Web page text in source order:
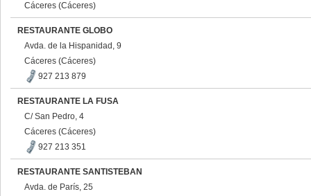
Cáceres (Cáceres)
RESTAURANTE GLOBO
Avda. de la Hispanidad, 9
Cáceres (Cáceres)
927 213 879
RESTAURANTE LA FUSA
C/ San Pedro, 4
Cáceres (Cáceres)
927 213 351
RESTAURANTE SANTISTEBAN
Avda. de París, 25